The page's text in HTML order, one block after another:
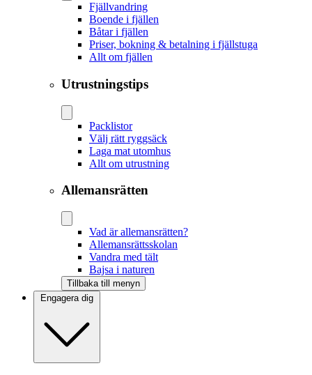
Fjällvandring
Boende i fjällen
Båtar i fjällen
Priser, bokning & betalning i fjällstuga
Allt om fjällen
Utrustningstips
Packlistor
Välj rätt ryggsäck
Laga mat utomhus
Allt om utrustning
Allemansrätten
Vad är allemansrätten?
Allemansrättsskolan
Vandra med tält
Bajsa i naturen
Tillbaka till menyn
Engagera dig